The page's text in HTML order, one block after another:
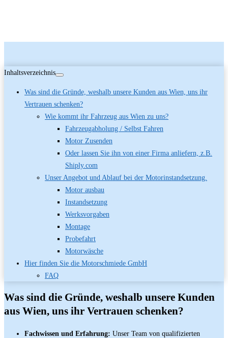
Inhaltsverzeichnis
Was sind die Gründe, weshalb unsere Kunden aus Wien, uns ihr
Vertrauen schenken?
Wie kommt ihr Fahrzeug aus Wien zu uns?
Fahrzeugabholung / Selbst Fahren
Motor Zusenden
Oder lassen Sie ihn von einer Firma anliefern, z.B.
Shiply.com
Unser Angebot und Ablauf bei der Motorinstandsetzung.
Motor ausbau
Instandsetzung
Werksvorgaben
Montage
Probefahrt
Motorwäsche
Hier finden Sie die Motorschmiede GmbH
FAQ
Was sind die Gründe, weshalb unsere Kunden
aus Wien, uns ihr Vertrauen schenken?
Fachwissen und Erfahrung: Unser Team von qualifizierten